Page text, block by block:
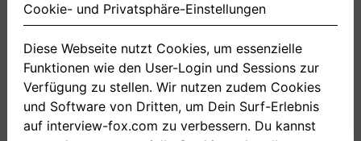
Du hast zu dieser Frage noch keine Antworten
+ Neue Antwort aufnehmen
Cookie- und Privatsphäre-Einstellungen
Diese Webseite nutzt Cookies, um essenzielle
Funktionen wie den User-Login und Sessions zur
Verfügung zu stellen. Wir nutzen zudem Cookies
und Software von Dritten, um Dein Surf-Erlebnis
auf interview-fox.com zu verbessern. Du kannst